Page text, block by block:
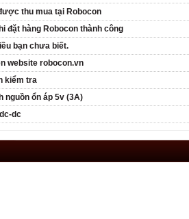
thu mua tại Robocon
đặt hàng Robocon thành công
bạn chưa biết.
website robocon.vn
kiểm tra
nguồn ổn áp 5v (3A)
dc